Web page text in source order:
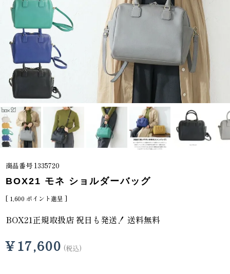
商品番号 1335720
BOX21 モネ ショルダーバッグ
[ 1,600 ポイント進呈 ]
BOX21正規取扱店 祝日も発送！ 送料無料
¥17,600 税込